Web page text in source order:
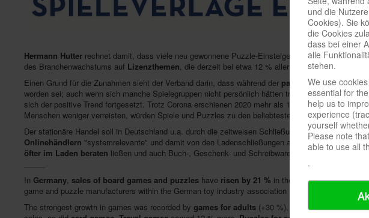
setzten
großer
Kinder
Hermann Hutter rechnet damit, dass viele neu gewonnene Puzzle-Einsteiger dauerhaft für das
des Branchenwachstums auf Lizenzthemen, die derzeit bei etwa 12 % aller Spiele und Puzzles
Einen Grund für die Zunahmen sieht der Verband darin, dass während der pandemiebedingten
worden sei; auch wenn sich manche Spielegruppen nicht persönlich hätten treffen können, seien
sich der positive Trend fortgesetzt. Trotz Corona erschienen 2020 mehr als 1.500 Neuheiten, nur
Menschen weniger verreisten, würden Spiele und Puzzles zu den beliebtesten
Der stationäre Handel soll in Deutschland u.a. durch die zeitweisen Schließungen bisher rund 11
Onlinehändlern "systemrelevante" und damit von den Ladenschließungen ausgenommene
öfter im Laden beraten ließen und auch Buch-, Geschenk- und Schreibwarenhändler ihr
In Germany, sales of board games and puzzles have risen by 21 % in the year to date
game and puzzle manufacturers within the German toy industry association
. In the same
The strongest growth in games was recorded by games for adults (+30 %), driven by "exit" /
und die
Cookies). Sie
die Cookies
dass bei einer
alle
stehen.
We use
essential for
help us to
experience
yourself
Please note
able to use all
.